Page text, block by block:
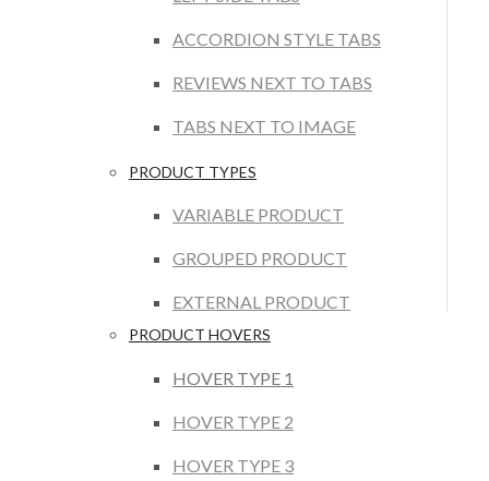
ACCORDION STYLE TABS
REVIEWS NEXT TO TABS
TABS NEXT TO IMAGE
PRODUCT TYPES
VARIABLE PRODUCT
GROUPED PRODUCT
EXTERNAL PRODUCT
PRODUCT HOVERS
HOVER TYPE 1
HOVER TYPE 2
HOVER TYPE 3